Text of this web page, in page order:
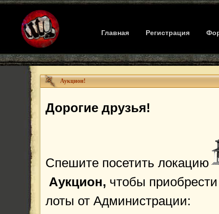
Главная Регистрация
Аукцион!
Дорогие друзья!
Спешите посетить локацию
Аукцион, чтобы
лоты от Администрации: